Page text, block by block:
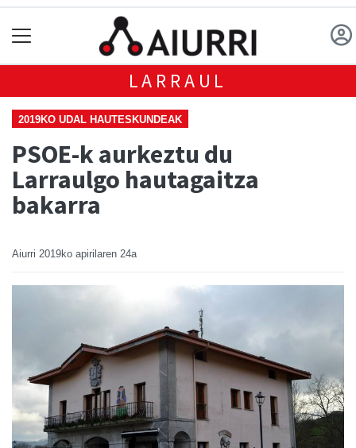
LARRAUL
2019KO UDAL HAUTESKUNDEAK
PSOE-k aurkeztu du
Larraulgo hautagaitza
bakarra
Aiurri 2019ko apirilaren 24a